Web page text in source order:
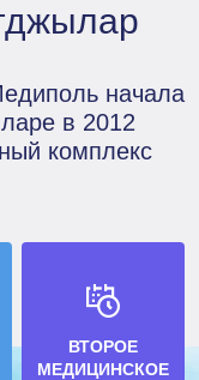
начала
в 2012
комплекс
ВТОРОЕ
МЕДИЦИНСКОЕ